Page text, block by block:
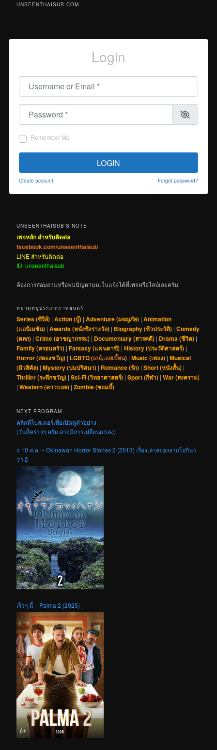
UNSEENTHAISUB.COM
Login
Username or Email
Password
Remember Me
LOGIN
Create account Forgot password?
UNSEENTHAISUB’S NOTE
เพจหลัก สำหรับติดต่อ
facebook.com/unseenthaisub
LINE สำหรับติดต่อ
ID: unseenthaisub
ต้องการสอบถามหรือพบปัญหาบนเว็บแจ้งได้ที่เพจหรือไลน์เลยครับ
หมวดหมู่ประเภทภาพยนตร์
Series (ซีรีส์) |Action (บู๊) |Adventure (ผจญภัย) |Animation
(แอนิเมชัน) |Awards (หนังชิงรางวัล) | Biography (ชีวประวัติ) |Comedy
(ตลก) |Crime (อาชญากรรม) | Documentary (สารคดี) | Drama (ชีวิต) |
Family (ครอบครัว) |Fantasy (แฟนตาซี) |History (ประวัติศาสตร์) |
Horror (สยองขวัญ) | LGBTQ (เกย์,เลสเบี้ยน) |Music (เพลง) |Musical
(มิวสิคัล) |Mystery (ปมปริศนา) | Romance (รัก) |Short (หนังสั้น) |
Thriller (ระทึกขวัญ) |Sci-Fi (วิทยาศาสตร์) |Sport (กีฬา) |War (สงคราม)
|Western (คาวบอย) |Zombie (ซอมบี้)
NEXT PROGRAM
คลิกที่โปสเตอร์เพื่อเปิดดูตัวอย่าง
(วันที่คร่าวๆ ครับ อาจมีการเปลี่ยนแปลง)
จ 10 ส.ค. – Okinawan Horror Stories 2 (2013) เรื่องเล่าสยองจากโอกินา
ว่า 2
เร็วๆ นี้ – Palma 2 (2025)